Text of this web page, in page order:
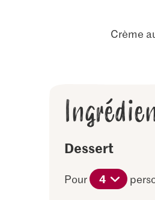
Crème
Dessert
Pour 4